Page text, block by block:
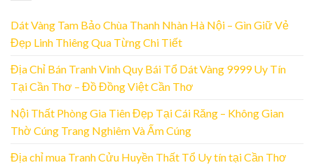
Dát Vàng Tam Bảo Chùa Thanh Nhàn Hà Nội – Gìn Giữ Vẻ
Đẹp Linh Thiêng Qua Từng Chi Tiết
Địa Chỉ Bán Tranh Vinh Quy Bái Tổ Dát Vàng 9999 Uy Tín
Tại Cần Thơ – Đồ Đồng Việt Cần Thơ
Nội Thất Phòng Gia Tiên Đẹp Tại Cái Răng – Không Gian
Thờ Cúng Trang Nghiêm Và Ấm Cúng
Địa chỉ mua Tranh Cửu Huyền Thất Tổ Uy tín tại Cần Thơ